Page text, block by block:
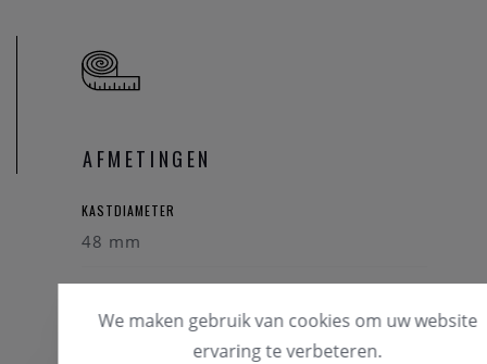
AFMETINGEN
KASTDIAMETER
48 mm
WATERDICHTHEID
100 Meter
We maken gebruik van cookies om uw website
ervaring te verbeteren.